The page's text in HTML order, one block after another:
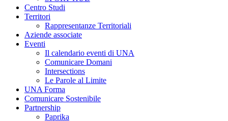
Centro Studi
Territori
Rappresentanze Territoriali
Aziende associate
Eventi
Il calendario eventi di UNA
Comunicare Domani
Intersections
Le Parole al Limite
UNA Forma
Comunicare Sostenibile
Partnership
Paprika